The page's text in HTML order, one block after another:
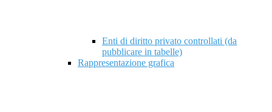
Enti di diritto privato controllati (da
pubblicare in tabelle)
Rappresentazione grafica